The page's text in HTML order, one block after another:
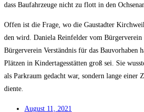
dass Bau­fahr­zeu­ge nicht zu flott in den
Offen ist die Fra­ge, wo die Gau­stad­ter
den wird. Danie­la Rein­fel­der vom Bür­ger­ver­ein
Bür­ger­ver­ein Ver­ständ­nis für das Bau­vor­ha­ben
Plät­zen in Kin­der­ta­ges­stät­ten groß sei. Sie
als Park­raum gedacht war, son­dern lan­ge einer
diente.
August 11, 2021